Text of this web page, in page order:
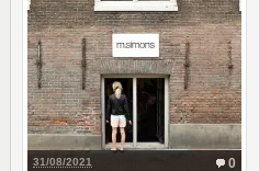
0
31/08/2021